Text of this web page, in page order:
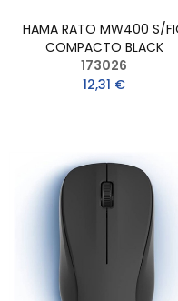
HAMA RATO MW400 S/
COMPACTO BLACK
173026
12,31 €